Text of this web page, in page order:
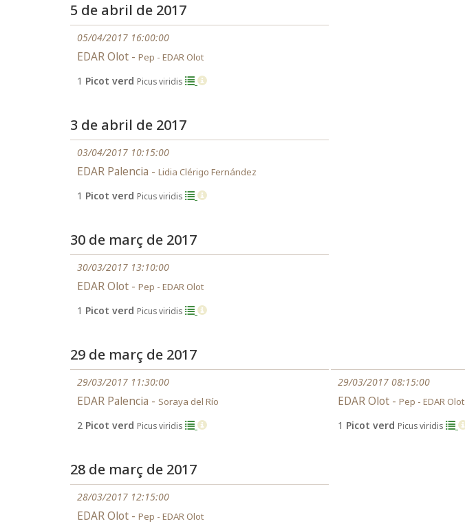
5 de abril de 2017
05/04/2017 16:00:00
EDAR Olot - Pep - EDAR Olot
1 Picot verd Picus viridis
3 de abril de 2017
03/04/2017 10:15:00
EDAR Palencia - Lidia Clérigo Fernández
1 Picot verd Picus viridis
30 de març de 2017
30/03/2017 13:10:00
EDAR Olot - Pep - EDAR Olot
1 Picot verd Picus viridis
29 de març de 2017
29/03/2017 11:30:00
EDAR Palencia - Soraya del Río
2 Picot verd Picus viridis
29/03/2017 08:15:00
EDAR Olot - Pep - EDAR Olot
1 Picot verd Picus viridis
28 de març de 2017
28/03/2017 12:15:00
EDAR Olot - Pep - EDAR Olot